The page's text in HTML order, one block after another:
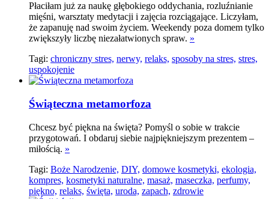
Płaciłam już za naukę głębokiego oddychania, rozluźnianie
mięśni, warsztaty medytacji i zajęcia rozciągające. Liczyłam,
że zapanuję nad swoim życiem. Weekendy poza domem tylko
zwiększyły liczbę niezałatwionych spraw. »
Tagi: chroniczny stres, nerwy, relaks, sposoby na stres, stres,
uspokojenie
Świąteczna metamorfoza
Chcesz być piękna na święta? Pomyśl o sobie w trakcie
przygotowań. I obdaruj siebie najpiękniejszym prezentem –
miłością. »
Tagi: Boże Narodzenie, DIY, domowe kosmetyki, ekologia,
kompres, kosmetyki naturalne, masaż, maseczka, perfumy,
piękno, relaks, święta, uroda, zapach, zdrowie